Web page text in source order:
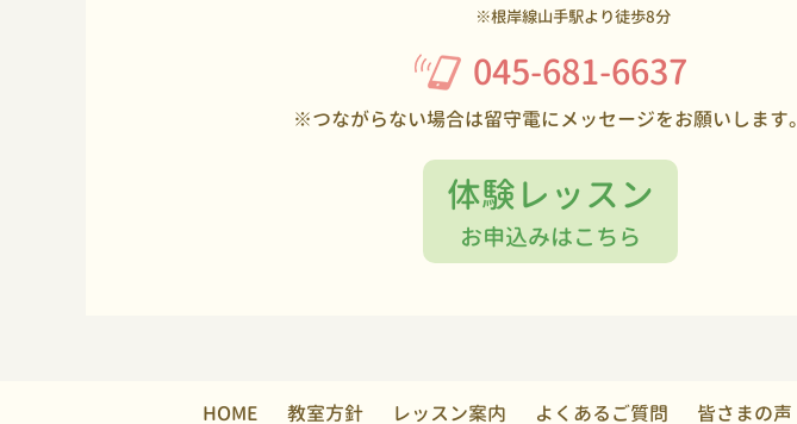
※根岸線山手駅より徒歩8分
045-681-6637
※つながらない場合は留守電にメッセージをお願いします。
体験レッスン
お申込みはこちら
HOME 教室方針 レッスン案内 よくあるご質問 皆さまの声